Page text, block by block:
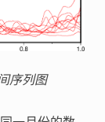
序列图